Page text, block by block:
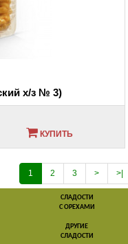
х/з № 3)
КУПИТЬ
1 2 3 > >|
СЛАДОСТИ
С ОРЕХАМИ
ДРУГИЕ
СЛАДОСТИ